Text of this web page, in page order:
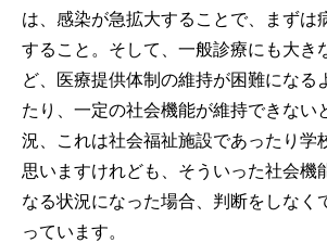
は、感染が急拡大することで、まずは
すること。そして、一般診療にも大き
ど、医療提供体制の維持が困難になる
たり、一定の社会機能が維持できない
況、これは社会福祉施設であったり学
思いますけれども、そういった社会機
なる状況になった場合、判断をしなく
っています。